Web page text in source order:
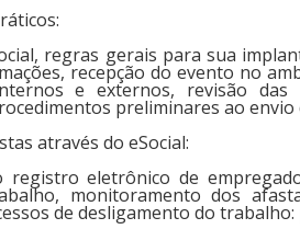
regras gerais para sua
recepção do evento no
e externos, revisão
preliminares ao envio
através do eSocial:
registro eletrônico de
monitoramento dos
de desligamento do